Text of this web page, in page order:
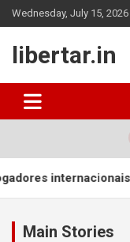
Skip
to
Wednesday, July 15, 2026
libertar.in
Desempenhos
Main Stories